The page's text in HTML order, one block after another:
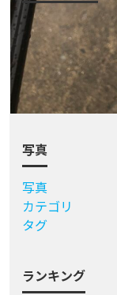
質問一覧
質問をする
アクティビティ
カテゴリ
タグ
写真
写真
カテゴリ
タグ
ランキング